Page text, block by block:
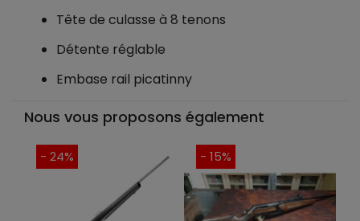
Tête de culasse à 8 tenons
Détente réglable
Embase rail picatinny
Nous vous proposons également
- 24% - 15%